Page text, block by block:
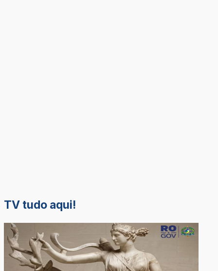
TV tudo aqui!